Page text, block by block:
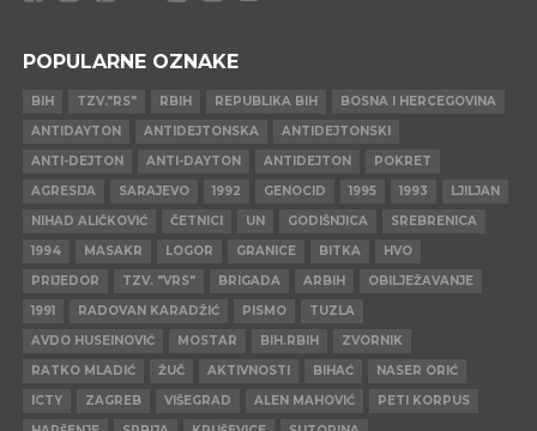
POPULARNE OZNAKE
BIH TZV."RS" RBIH REPUBLIKA BIH
BOSNA I HERCEGOVINA
ANTIDAYTON
ANTIDEJTONSKA
ANTIDEJTONSKI
ANTI-DEJTON
ANTI-DAYTON ANTIDEJTON
POKRET
AGRESIJA
SARAJEVO 1992 GENOCID 1995 1993
LJILJAN
NIHAD ALIČKOVIĆ
ČETNICI UN GODIŠNJICA
SREBRENICA
1994
MASAKR LOGOR GRANICE BITKA
HVO
PRIJEDOR
TZV. "VRS" BRIGADA ARBIH
OBILJEŽAVANJE
1991
RADOVAN KARADŽIĆ PISMO
TUZLA
AVDO HUSEINOVIĆ
MOSTAR BIH.RBIH
ZVORNIK
RATKO MLADIĆ
ŽUČ AKTIVNOSTI BIHAĆ
NASER ORIĆ
ICTY
ZAGREB VIŠEGRAD ALEN MAHOVIĆ
PETI KORPUS